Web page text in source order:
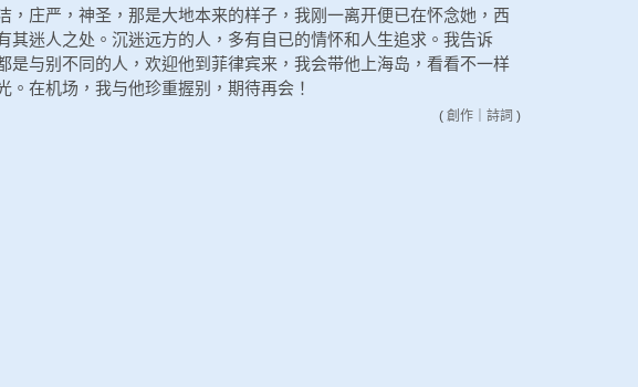
，庄严，神圣，那是大地本来的样子，我刚一离开便已在怀念她，西
其迷人之处。沉迷远方的人，多有自已的情怀和人生追求。我告诉
是与别不同的人，欢迎他到菲律宾来，我会带他上海岛，看看不一样
。在机场，我与他珍重握别，期待再会！
( 創作 詩詞 )